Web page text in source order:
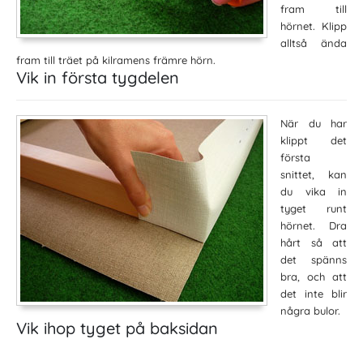
fram till
hörnet. Klipp
alltså ända
fram till träet på kilramens främre hörn.
Vik in första tygdelen
När du har
klippt det
första
snittet, kan
du vika in
tyget runt
hörnet. Dra
hårt så att
det spänns
bra, och att
det inte blir
några bulor.
Vik ihop tyget på baksidan